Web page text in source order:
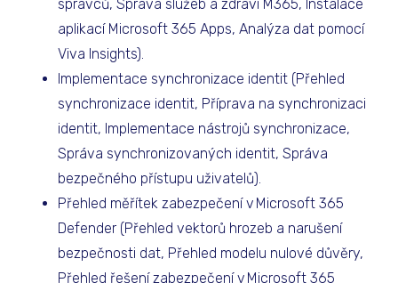
správců, Správa služeb a zdraví M365, Instalace
aplikací Microsoft 365 Apps, Analýza dat pomocí
Viva Insights).
Implementace synchronizace identit (Přehled
synchronizace identit, Příprava na synchronizaci
identit, Implementace nástrojů synchronizace,
Správa synchronizovaných identit, Správa
bezpečného přístupu uživatelů).
Přehled měřítek zabezpečení v Microsoft 365
Defender (Přehled vektorů hrozeb a narušení
bezpečnosti dat, Přehled modelu nulové důvěry,
Přehled řešení zabezpečení v Microsoft 365